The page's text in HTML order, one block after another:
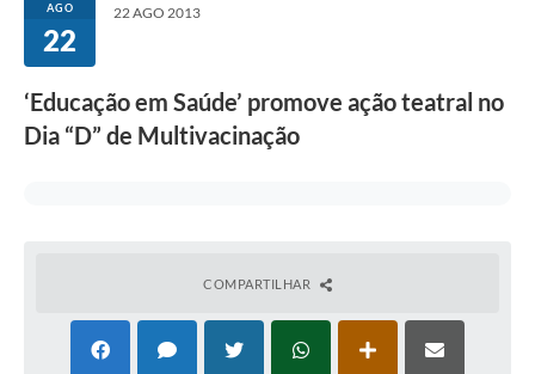
AGO
22
22 AGO 2013
‘Educação em Saúde’ promove ação teatral no
Dia “D” de Multivacinação
COMPARTILHAR